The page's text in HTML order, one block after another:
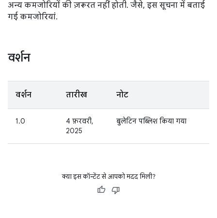
अन्य कमजोरियों की ज़रूरत नहीं होती. जैसे, इस सूचना में बताई
गई कमजोरियां.
वर्शन
वर्शन तारीख नोट
1.0
4 फ़रवरी,
2025
बुलेटिन पब्लिश किया गया
क्या इस कॉन्टेंट से आपको मदद मिली?